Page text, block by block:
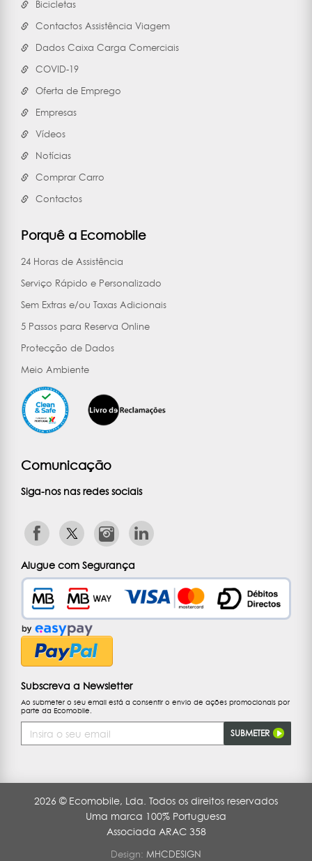
Bicicletas
Contactos Assistência Viagem
Dados Caixa Carga Comerciais
COVID-19
Oferta de Emprego
Empresas
Vídeos
Notícias
Comprar Carro
Contactos
Porquê a Ecomobile
24 Horas de Assistência
Serviço Rápido e Personalizado
Sem Extras e/ou Taxas Adicionais
5 Passos para Reserva Online
Protecção de Dados
Meio Ambiente
Comunicação
Siga-nos nas redes sociais
Alugue com Segurança
Subscreva a Newsletter
Ao submeter o seu email está a consentir o envio de ações promocionais por
parte da Ecomobile.
de
Email
SUBMETER
2026 © Ecomobile, Lda. Todos os direitos reservados
Uma marca 100% Portuguesa
Associada ARAC 358
Design: MHCDESIGN